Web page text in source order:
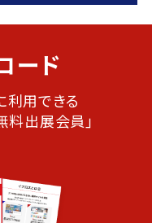
ード
利用できる
料出展会員」